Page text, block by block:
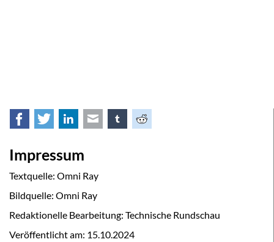
Facebook
TwitterLinkedInE-mail tumblrReddit
Impressum
Textquelle: Omni Ray
Bildquelle: Omni Ray
Redaktionelle Bearbeitung: Technische Rundschau
Veröffentlicht am: 15.10.2024